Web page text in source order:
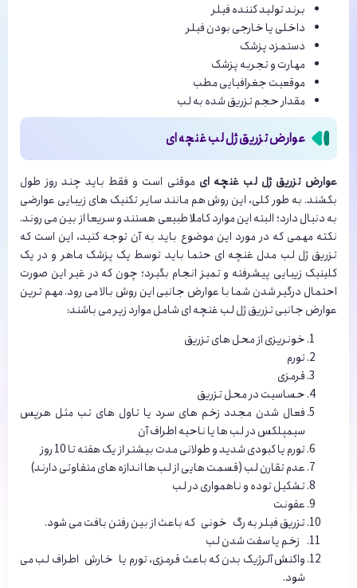
برند تولید کننده فیلر
داخلی یا خارجی بودن فیلر
دستمزد پزشک
مهارت و تجربه پزشک
موقعیت جغرافیایی مطب
مقدار حجم تزریق شده به لب
عوارض تزریق ژل لب غنچه ای
عوارض تزریق ژل لب غنچه ای موقتی است و فقط باید چند روز طول
بکشند. به طور کلی، این روش هم مانند سایر تکنیک های زیبایی عوارضی
به دنبال دارد؛ البته این موارد کاملا طبیعی هستند و سریعا از بین می روند.
نکته مهمی که در مورد این موضوع باید به آن توجه کنید، این است که
تزریق ژل لب مدل غنچه ای حتما باید توسط یک پزشک ماهر و در یک
کلینیک زیبایی پیشرفته و تمیز انجام بگیرد؛ چون که در غیر این صورت
احتمال درگیر شدن شما با عوارض جانبی این روش بالا می رود. مهم ترین
عوارض جانبی تزریق ژل لب غنچه ای شامل موارد زیر می باشند:
خونریزی از محل های تزریق
تورم
قرمزی
حساسیت در محل تزریق
فعال شدن مجدد زخم های سرد یا تاول های تب مثل هرپس
سیمپلکس در لب ها یا ناحیه اطراف آن
تورم یا کبودی شدید و طولانی مدت بیشتر از یک هفته تا 10 روز
عدم تقارن لب (قسمت هایی از لب ها اندازه های متفاوتی دارند)
تشکیل توده و ناهمواری در لب
عفونت
تزریق فیلر به رگ خونی که باعث از بین رفتن بافت می شود.
زخم یا سفت شدن لب
واکنش آلرژیک بدن که باعث قرمزی، تورم یا خارش اطراف لب می
شود.